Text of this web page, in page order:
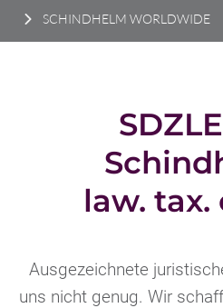
SCHINDHELM WORLDWIDE
law. tax.
Ausgezeichnete
uns nicht genug. Wir